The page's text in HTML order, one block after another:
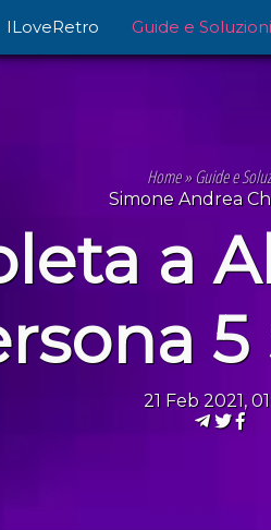
ILoveRetro Guide e Soluzioni
Home»Guide e
Simone Andrea
a
21 Feb 2021,